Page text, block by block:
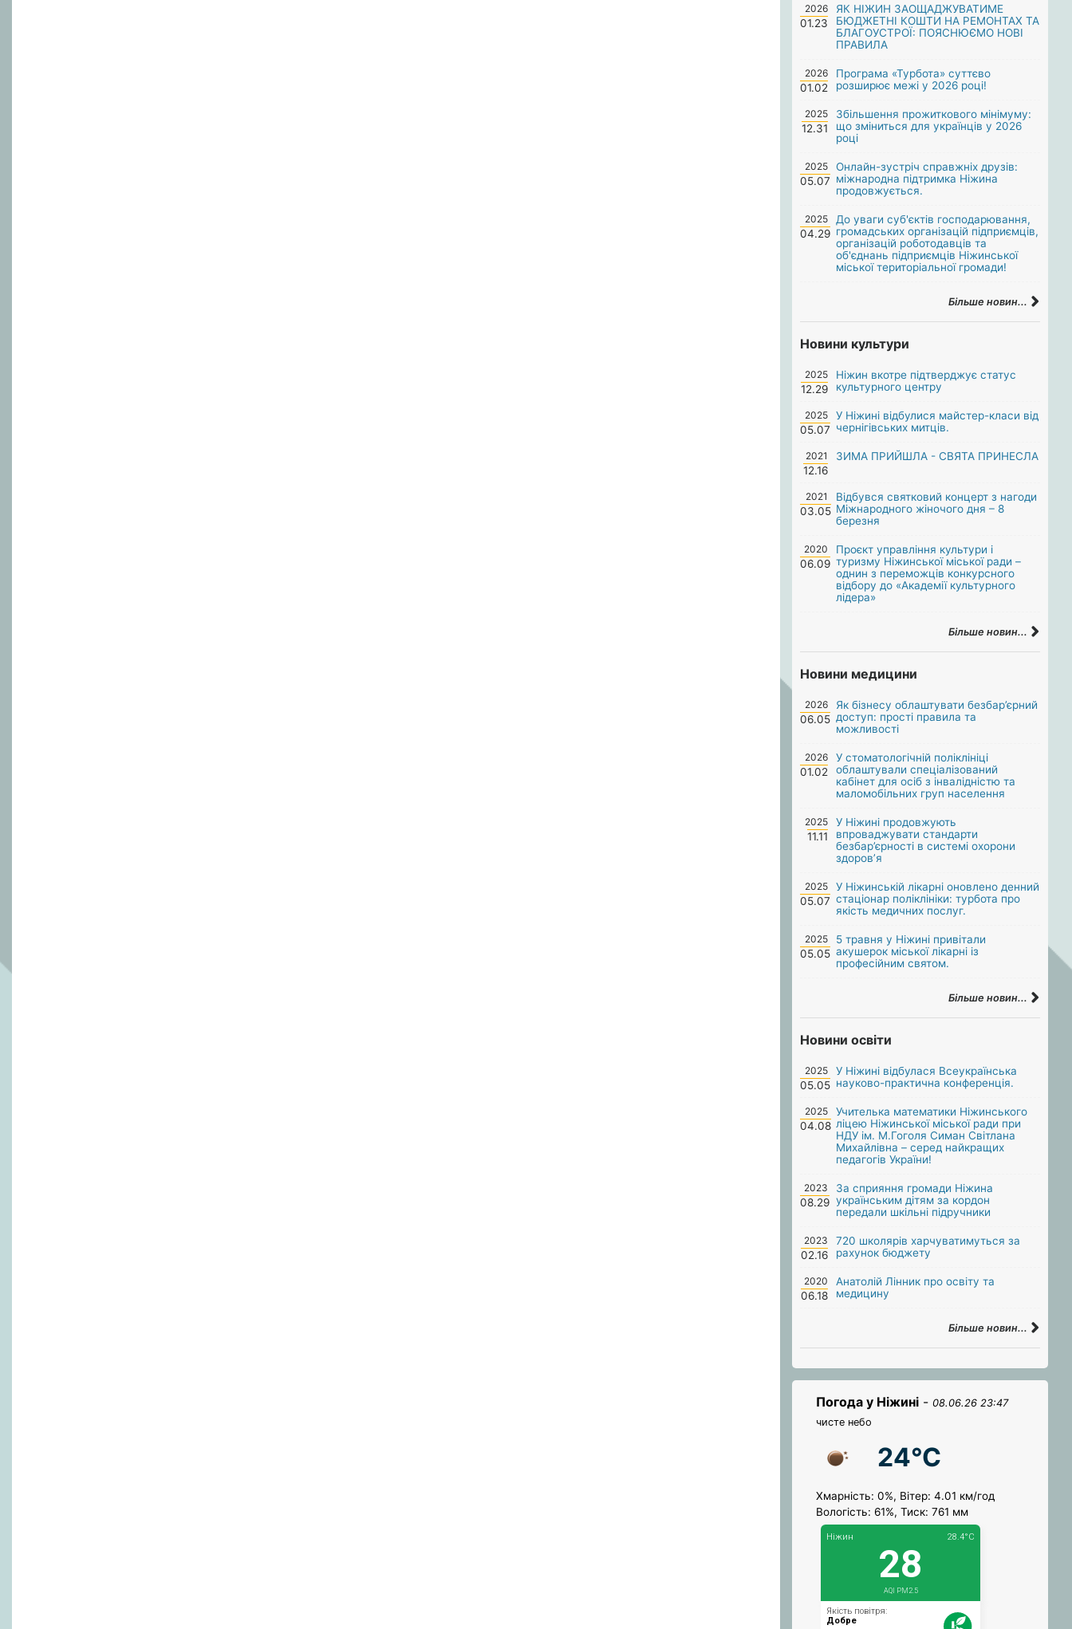
2026
01.23
ЯК НІЖИН ЗАОЩАДЖУВАТИМЕ
БЮДЖЕТНІ КОШТИ НА РЕМОНТАХ ТА
БЛАГОУСТРОЇ: ПОЯСНЮЄМО НОВІ
ПРАВИЛА
2026
01.02
Програма «Турбота» суттєво
розширює межі у 2026 році!
2025
12.31
Збільшення прожиткового мінімуму:
що зміниться для українців у 2026
році
2025
05.07
Онлайн-зустріч справжніх друзів:
міжнародна підтримка Ніжина
продовжується.
2025
04.29
До уваги суб'єктів господарювання,
громадських організацій підприємців,
організацій роботодавців та
об'єднань підприємців Ніжинської
міської територіальної громади!
Більше новин...
Новини культури
2025
12.29
Ніжин вкотре підтверджує статус
культурного центру
2025
05.07
У Ніжині відбулися майстер-класи від
чернігівських митців.
2021
12.16
ЗИМА ПРИЙШЛА - СВЯТА ПРИНЕСЛА
2021
03.05
Відбувся святковий концерт з нагоди
Міжнародного жіночого дня – 8
березня
2020
06.09
Проєкт управління культури і
туризму Ніжинської міської ради –
однин з переможців конкурсного
відбору до «Академії культурного
лідера»
Більше новин...
Новини медицини
2026
06.05
Як бізнесу облаштувати безбар’єрний
доступ: прості правила та
можливості
2026
01.02
У стоматологічній поліклініці
облаштували спеціалізований
кабінет для осіб з інвалідністю та
маломобільних груп населення
2025
11.11
У Ніжині продовжують
впроваджувати стандарти
безбар’єрності в системі охорони
здоров’я
2025
05.07
У Ніжинській лікарні оновлено денний
стаціонар поліклініки: турбота про
якість медичних послуг.
2025
05.05
5 травня у Ніжині привітали
акушерок міської лікарні із
професійним святом.
Більше новин...
Новини освіти
2025
05.05
У Ніжині відбулася Всеукраїнська
науково-практична конференція.
2025
04.08
Учителька математики Ніжинського
ліцею Ніжинської міської ради при
НДУ ім. М.Гоголя Симан Світлана
Михайлівна – серед найкращих
педагогів України!
2023
08.29
За сприяння громади Ніжина
українським дітям за кордон
передали шкільні підручники
2023
02.16
720 школярів харчуватимуться за
рахунок бюджету
2020
06.18
Анатолій Лінник про освіту та
медицину
Більше новин...
Погода у Ніжині - 08.06.26 23:47
чисте небо
24°C
Хмарність: 0%, Вітер: 4.01 км/год
Вологість: 61%, Тиск: 761 мм